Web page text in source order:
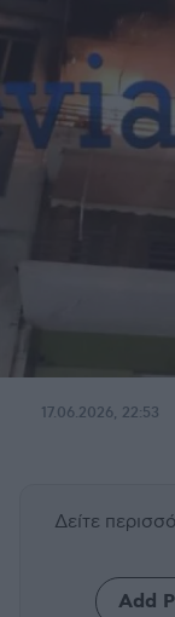
17.06.2026, 22:53
Δείτε
Add